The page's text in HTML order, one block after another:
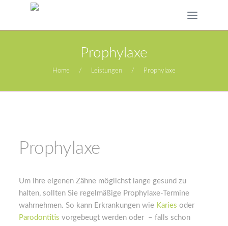
Prophylaxe
Home / Leistungen / Prophylaxe
Prophylaxe
Um Ihre eigenen Zähne möglichst lange gesund zu
halten, sollten Sie regelmäßige Prophylaxe-Termine
wahrnehmen. So kann Erkrankungen wie Karies oder
Parodontitis vorgebeugt werden oder – falls schon